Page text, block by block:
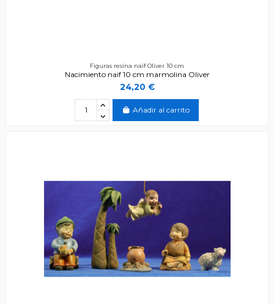
Figuras resina naïf Oliver 10 cm
Nacimiento naïf 10 cm marmolina Oliver
24,20 €
Añadir al carrito